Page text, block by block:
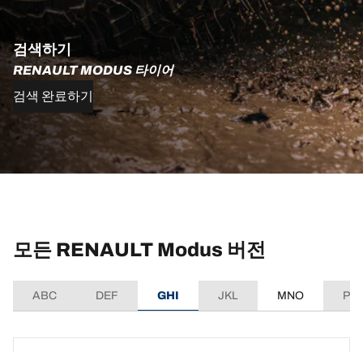
검색하기
RENAULT MODUS 타이어
검색 완료하기
모든 RENAULT Modus 버전
ABC DEF GHI JKL MNO